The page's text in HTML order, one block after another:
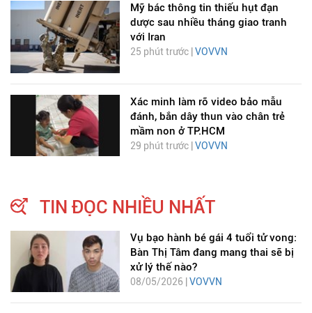
Mỹ bác thông tin thiếu hụt đạn
dược sau nhiều tháng giao tranh
với Iran
25 phút trước | VOVVN
Xác minh làm rõ video bảo mẫu
đánh, bắn dây thun vào chân trẻ
mầm non ở TP.HCM
29 phút trước | VOVVN
TIN ĐỌC NHIỀU NHẤT
Vụ bạo hành bé gái 4 tuổi tử vong:
Bàn Thị Tâm đang mang thai sẽ bị
xử lý thế nào?
08/05/2026 | VOVVN